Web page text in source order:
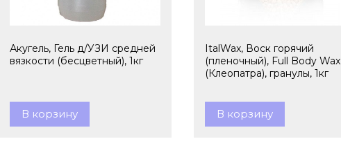
Акугель, Гель д/УЗИ средней
вязкости (бесцветный), 1кг
В корзину
ItalWax, Воск горячий
(пленочный), Full Body Wax
(Клеопатра), гранулы, 1кг
В корзину